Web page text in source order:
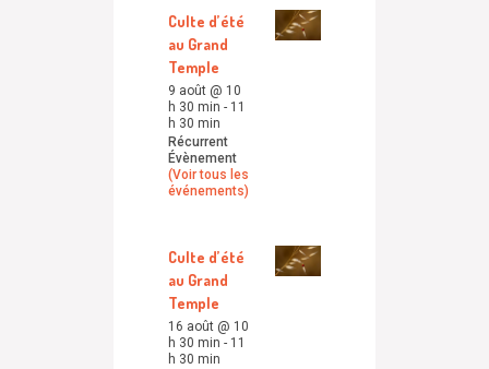
Culte d’été
au Grand
Temple
9 août @ 10
h 30 min - 11
h 30 min
Récurrent
Évènement
(Voir tous les
événements)
Culte d’été
au Grand
Temple
16 août @ 10
h 30 min - 11
h 30 min